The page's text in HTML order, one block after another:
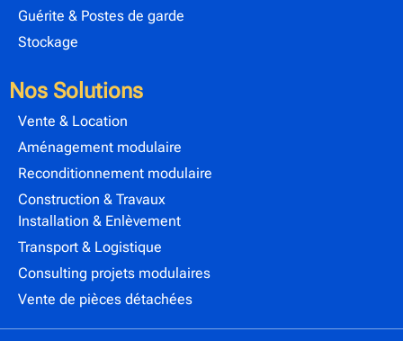
Guérite & Postes de garde
Stockage
Nos Solutions
Vente & Location
Aménagement modulaire
Reconditionnement modulaire
Construction & Travaux
Installation & Enlèvement
Transport & Logistique
Consulting projets modulaires
Vente de pièces détachées